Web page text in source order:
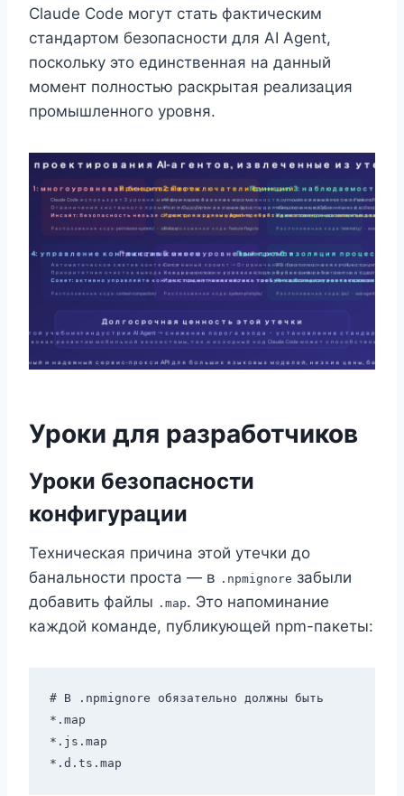
Claude Code могут стать фактическим
стандартом безопасности для AI Agent,
поскольку это единственная на данный
момент полностью раскрытая реализация
промышленного уровня.
Уроки для разработчиков
Уроки безопасности
конфигурации
Техническая причина этой утечки до
банальности проста — в .npmignore забыли
добавить файлы .map. Это напоминание
каждой команде, публикующей npm-пакеты:
# В .npmignore обязательно должны быть
*.map
*.js.map